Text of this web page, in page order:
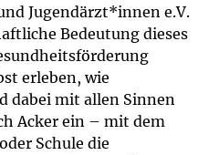
Jugendärzt*innen e.V.
Bedeutung dieses
erleben, wie
dabei mit allen Sinnen
Acker ein – mit dem
Schule die